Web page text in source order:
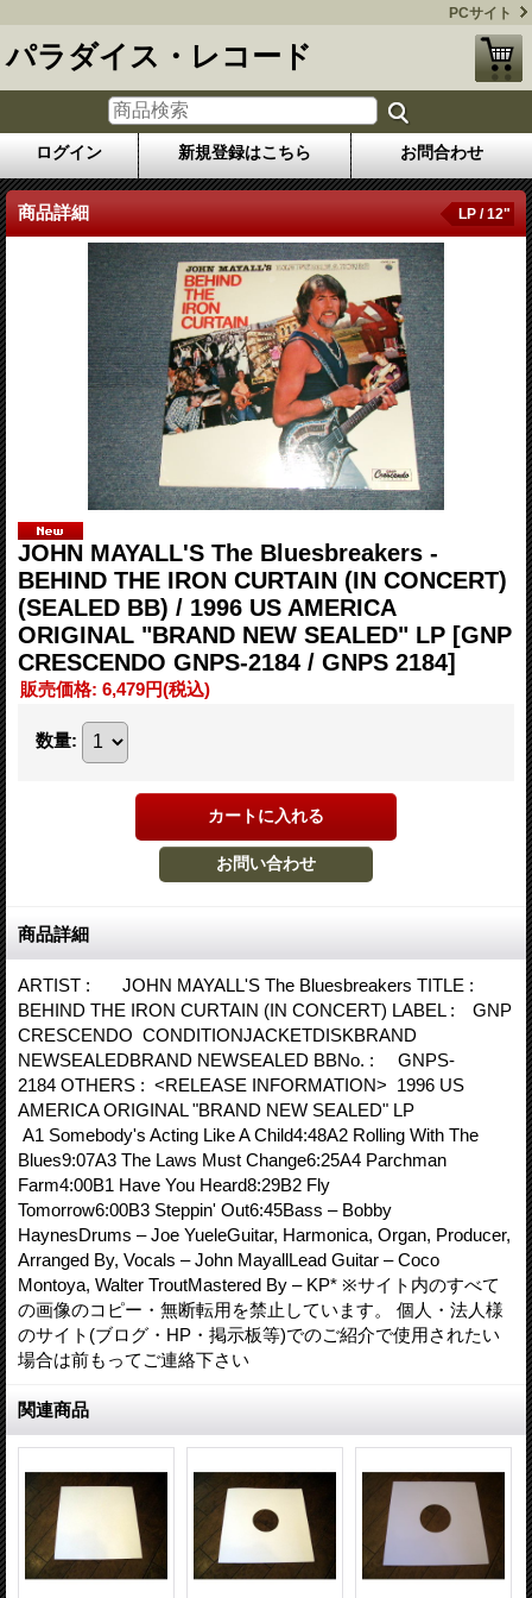
PCサイト
パラダイス・レコード
ログイン 新規登録はこちら お問合わせ
商品詳細 LP / 12"
JOHN MAYALL'S The Bluesbreakers -
BEHIND THE IRON CURTAIN (IN CONCERT)
(SEALED BB) / 1996 US AMERICA
ORIGINAL "BRAND NEW SEALED" LP [GNP
CRESCENDO GNPS-2184 / GNPS 2184]
販売価格: 6,479円(税込)
数量:
商品詳細
ARTIST : JOHN MAYALL'S The Bluesbreakers TITLE :
BEHIND THE IRON CURTAIN (IN CONCERT) LABEL : GNP
CRESCENDO CONDITIONJACKETDISKBRAND
NEWSEALEDBRAND NEWSEALED BBNo. : GNPS-
2184 OTHERS : <RELEASE INFORMATION> 1996 US
AMERICA ORIGINAL "BRAND NEW SEALED" LP
A1 Somebody's Acting Like A Child4:48A2 Rolling With The
Blues9:07A3 The Laws Must Change6:25A4 Parchman
Farm4:00B1 Have You Heard8:29B2 Fly
Tomorrow6:00B3 Steppin' Out6:45Bass – Bobby
HaynesDrums – Joe YueleGuitar, Harmonica, Organ, Producer,
Arranged By, Vocals – John MayallLead Guitar – Coco
Montoya, Walter TroutMastered By – KP* ※サイト内のすべて
の画像のコピー・無断転用を禁止しています。 個人・法人様
のサイト(ブログ・HP・掲示板等)でのご紹介で使用されたい
場合は前もってご連絡下さい
関連商品